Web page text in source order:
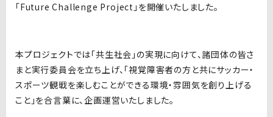
「Future Challenge Project」を開催いたしました。
本プロジェクトでは「共生社会」の実現に向けて、諸団体の皆さ
まと実行委員会を立ち上げ、「視覚障害者の方と共にサッカー・
スポーツ観戦を楽しむことができる環境・雰囲気を創り上げる
こと」を合言葉に、企画運営いたしました。